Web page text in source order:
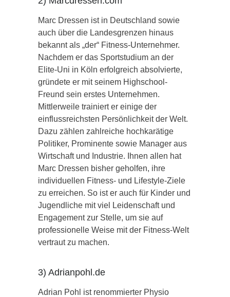
Marc Dressen ist in Deutschland sowie
auch über die Landesgrenzen hinaus
bekannt als „der“ Fitness-Unternehmer.
Nachdem er das Sportstudium an der
Elite-Uni in Köln erfolgreich absolvierte,
gründete er mit seinem Highschool-
Freund sein erstes Unternehmen.
Mittlerweile trainiert er einige der
einflussreichsten Persönlichkeit der Welt.
Dazu zählen zahlreiche hochkarätige
Politiker, Prominente sowie Manager aus
Wirtschaft und Industrie. Ihnen allen hat
Marc Dressen bisher geholfen, ihre
individuellen Fitness- und Lifestyle-Ziele
zu erreichen. So ist er auch für Kinder und
Jugendliche mit viel Leidenschaft und
Engagement zur Stelle, um sie auf
professionelle Weise mit der Fitness-Welt
vertraut zu machen.
3) Adrianpohl.de
Adrian Pohl ist renommierter Physio